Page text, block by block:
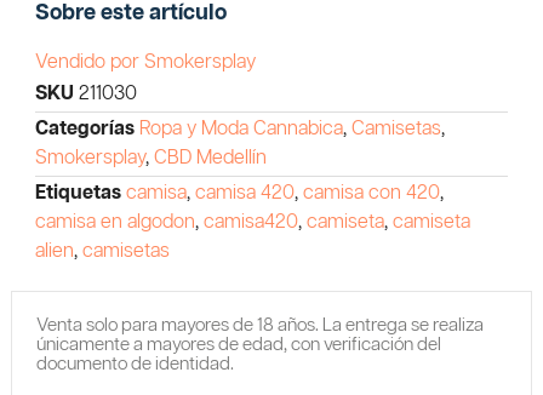
Sobre este artículo
Vendido por Smokersplay
SKU 211030
Categorías Ropa y Moda Cannabica, Camisetas,
Smokersplay, CBD Medellín
Etiquetas camisa, camisa 420, camisa con 420,
camisa en algodon, camisa420, camiseta, camiseta
alien, camisetas
Venta solo para mayores de 18 años. La entrega se realiza
únicamente a mayores de edad, con verificación del
documento de identidad.